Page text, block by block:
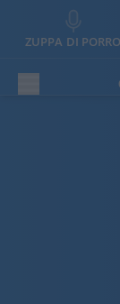
ZUPPA DI PORRO